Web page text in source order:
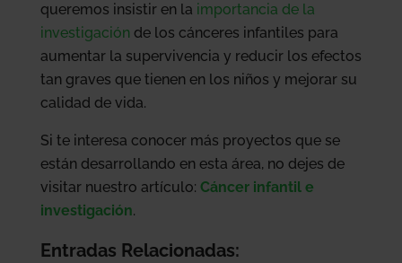
queremos insistir en la importancia de la
investigación de los cánceres infantiles para
aumentar la supervivencia y reducir los efectos
tan graves que tienen en los niños y mejorar su
calidad de vida.
Si te interesa conocer más proyectos que se
están desarrollando en esta área, no dejes de
visitar nuestro artículo: Cáncer infantil e
investigación.
Entradas Relacionadas: